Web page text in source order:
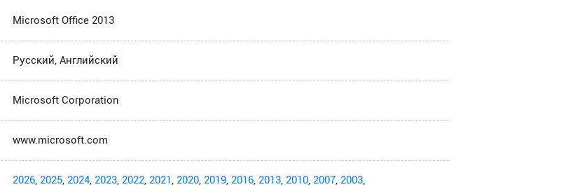
Microsoft Office 2013
Русский, Английский
Microsoft Corporation
www.microsoft.com
2026, 2025, 2024, 2023, 2022, 2021, 2020, 2019, 2016, 2013, 2010, 2007, 2003,